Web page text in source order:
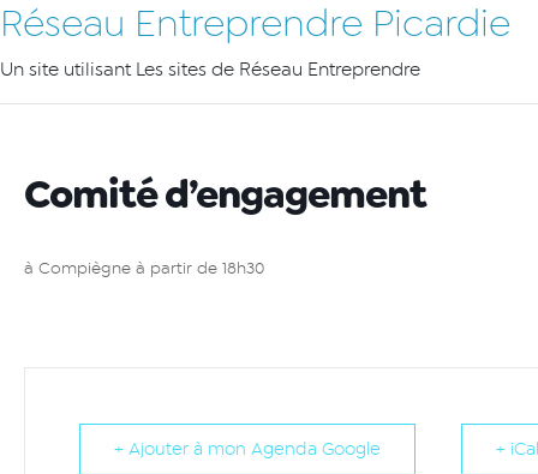
Réseau Entreprendre Picardie
Un site utilisant Les sites de Réseau Entreprendre
Comité d’engagement
à Compiègne à partir de 18h30
+ Ajouter à mon Agenda Google +